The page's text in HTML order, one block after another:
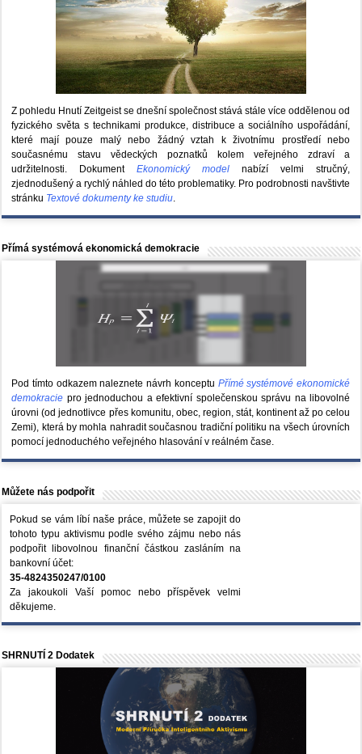
Z pohledu Hnutí Zeitgeist se dnešní společnost stává stále více oddělenou od
fyzického světa s technikami produkce, distribuce a sociálního uspořádání,
které mají pouze malý nebo žádný vztah k životnímu prostředí nebo
současnému stavu vědeckých poznatků kolem veřejného zdraví a
udržitelnosti. DokumentEkonomický model nabízí velmi stručný,
zjednodušený a rychlý náhled do této problematiky. Pro podrobnosti navštivte
stránku Textové dokumenty ke studiu.
Přímá systémová ekonomická demokracie
Pod tímto odkazem naleznete návrh konceptu Přímé systémové ekonomické
demokracie pro jednoduchou a efektivní společenskou správu na libovolné
úrovni (od jednotlivce přes komunitu, obec, region, stát, kontinent až po celou
Zemi), která by mohla nahradit současnou tradiční politiku na všech úrovních
pomocí jednoduchého veřejného hlasování v reálném čase.
Můžete nás podpořit
Pokud se vám líbí naše práce, můžete se zapojit do
tohoto typu aktivismu podle svého zájmu nebo nás
podpořit libovolnou finanční částkou zasláním na
bankovní účet:
35-4824350247/0100
Za jakoukoli Vaší pomoc nebo příspěvek velmi
děkujeme.
SHRNUTÍ 2 Dodatek